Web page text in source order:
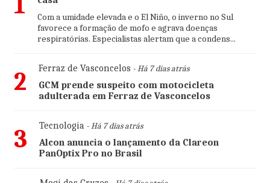
Com a umidade elevada e o El Niño, o inverno no Sul
favorece a formação de mofo e agrava doenças
respiratórias. Especialistas alertam que a condens...
2 Ferraz de Vasconcelos - Há 7 dias atrás
GCM prende suspeito com motocicleta
adulterada em Ferraz de Vasconcelos
3 Tecnologia- Há 7 dias atrás
Alcon anuncia o lançamento da Clareon
PanOptix Pro no Brasil